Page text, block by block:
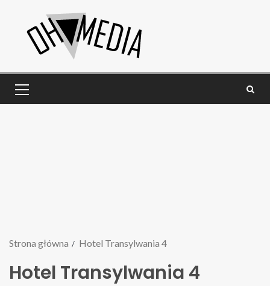
Strona główna Hotel Transylwania 4
Hotel Transylwania 4